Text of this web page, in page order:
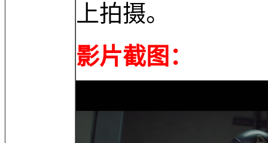
上拍摄。
影片截图：